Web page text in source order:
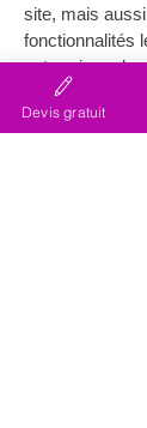
site, mais
fonctionnalités
entreprises
ainsi offrir à
utilisateur
Devis gratuit